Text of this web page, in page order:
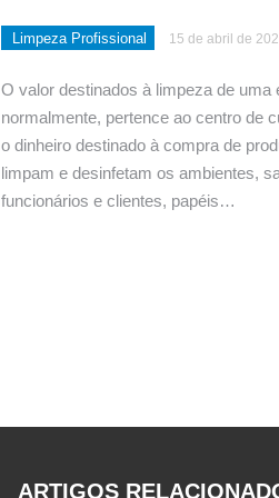
Limpeza Profissional 15 de abril de
O valor destinados à limpeza de uma
normalmente, pertence ao centro de
o dinheiro destinado à compra de
limpam e desinfetam os ambientes,
funcionários e clientes, papéis…
ARTIGOS